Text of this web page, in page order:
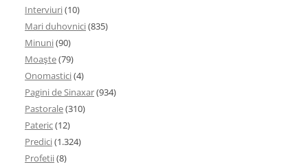
Interviuri(10)
Mari duhovnici(835)
Minuni(90)
Moaşte(79)
Onomastici(4)
Pagini de Sinaxar(934)
Pastorale(310)
Pateric(12)
Predici(1.324)
Profetii(8)